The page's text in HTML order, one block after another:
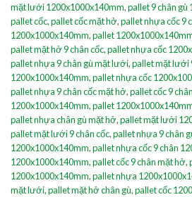
mặt lưới 1200x1000x140mm,pallet 9 chân
pallet cốc,pallet cốc mặt hở,pallet nhựa cốc 9
1200x1000x140mm,pallet
pallet mặt hở 9 chân cốc,pallet nhựa cốc
pallet nhựa 9 chân gù mặt lưới,pallet mặt lưới
1200x1000x140mm,pallet nhựa cốc
pallet nhựa 9 chân cốc mặt hở,pallet cốc 9
1200x1000x140mm,pallet
pallet nhựa chân gù mặt hở,pallet mặt lưới
pallet mặt lưới 9 chân cốc,pallet nhựa 9 chân
1200x1000x140mm,pallet nhựa cốc 9 chân
1200x1000x140mm,pallet cốc 9 chân mặt hở,
1200x1000x140mm,pallet nhựa
mặt lưới,pallet mặt hở chân gù,pallet cốc